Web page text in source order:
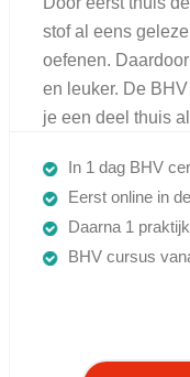
stof al eens
oefenen.
en leuker. De
je een deel thuis
In 1 dag BHV
Eerst online in
Daarna 1
BHV cursus